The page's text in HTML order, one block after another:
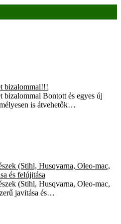
bizalommal!!!
bizalommal Bontott és egyes új
is átvehetők…
(Stihl, Husqvarna, Oleo-mac,
és felújitása
(Stihl, Husqvarna, Oleo-mac,
javitása és…